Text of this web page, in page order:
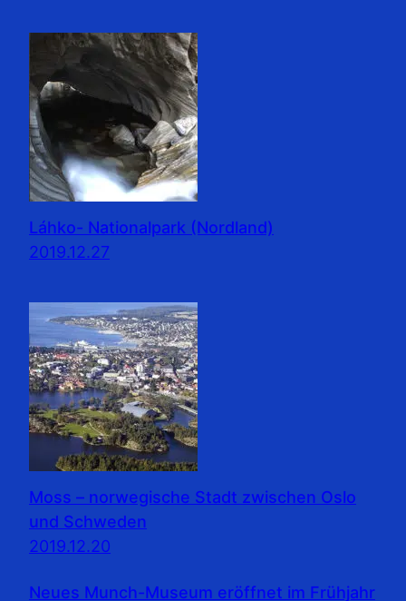
Láhko- Nationalpark (Nordland)
2019.12.27
Moss – norwegische Stadt zwischen Oslo
und Schweden
2019.12.20
Neues Munch-Museum eröffnet im Frühjahr